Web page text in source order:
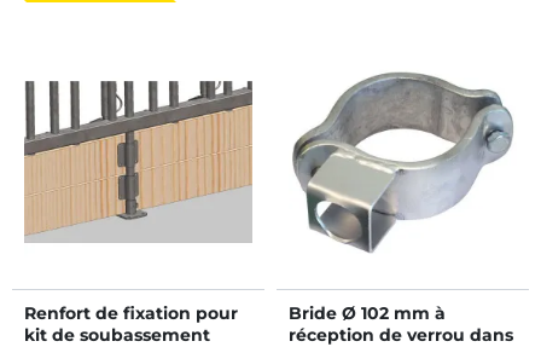
Renfort de fixation pour
kit de soubassement
Bride Ø 102 mm à
réception de verrou dans